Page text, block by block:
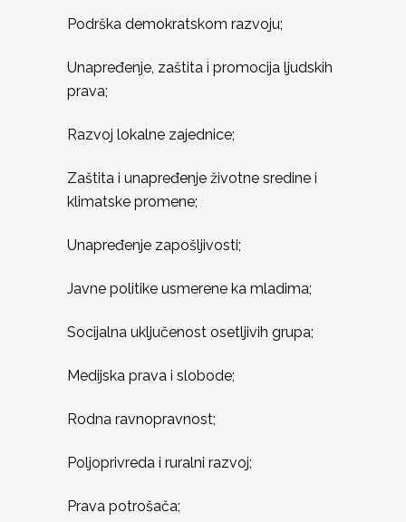
Podrška demokratskom razvoju;
Unapređenje, zaštita i promocija ljudskih
prava;
Razvoj lokalne zajednice;
Zaštita i unapređenje životne sredine i
klimatske promene;
Unapređenje zapošljivosti;
Javne politike usmerene ka mladima;
Socijalna uključenost osetljivih grupa;
Medijska prava i slobode;
Rodna ravnopravnost;
Poljoprivreda i ruralni razvoj;
Prava potrošača;